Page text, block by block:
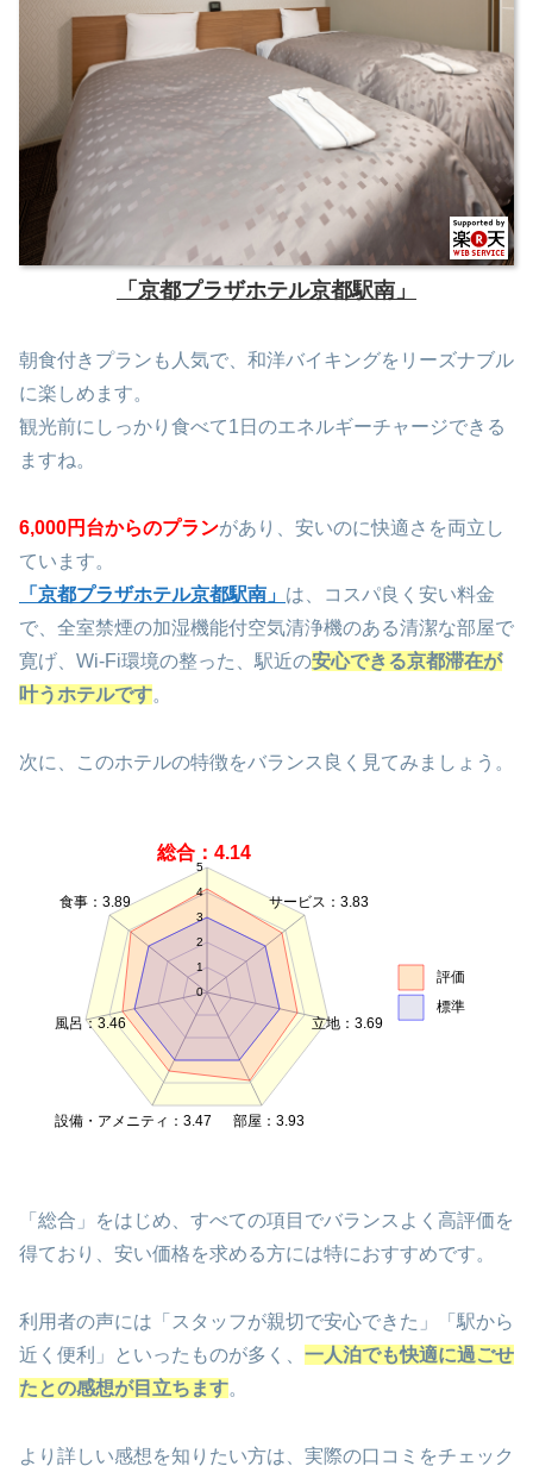
「京都プラザホテル京都駅南」
朝食付きプランも人気で、和洋バイキングをリーズナブル
に楽しめます。
観光前にしっかり食べて1日のエネルギーチャージできる
ますね。
6,000円台からのプランがあり、安いのに快適さを両立し
ています。
「京都プラザホテル京都駅南」 は、コスパ良く安い料金
で、全室禁煙の加湿機能付空気清浄機のある清潔な部屋で
寛げ、Wi-Fi環境の整った、駅近の安心できる京都滞在が
叶うホテルです。
次に、このホテルの特徴をバランス良く見てみましょう。
0
1
2
3
4
5
総合：4.14
サービス：3.83
立地：3.69
部屋：3.93
設備・アメニティ：3.47
風呂：3.46
食事：3.89
評価
標準
「総合」をはじめ、すべての項目でバランスよく高評価を
得ており、安い価格を求める方には特におすすめです。
利用者の声には「スタッフが親切で安心できた」「駅から
近く便利」といったものが多く、 一人泊でも快適に過ごせ
たとの感想が目立ちます。
より詳しい感想を知りたい方は、実際の口コミをチェック